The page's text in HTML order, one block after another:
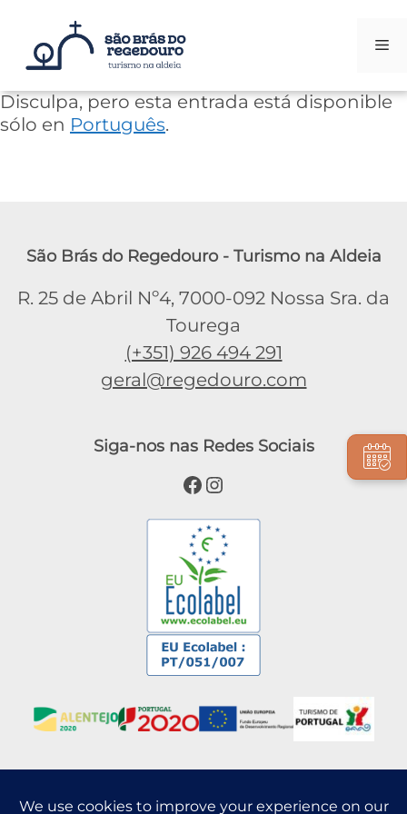
Saltar
al
Disculpa, pero esta entrada está disponible
sólo en Português.
São Brás do Regedouro - Turismo na Aldeia
R. 25 de Abril Nº4, 7000-092 Nossa Sra. da
Tourega
(+351) 926 494 291
geral@regedouro.com
Siga-nos nas Redes Sociais
Facebook
Instagram
Blog Press Release Pueblo Alojamiento Experiencias